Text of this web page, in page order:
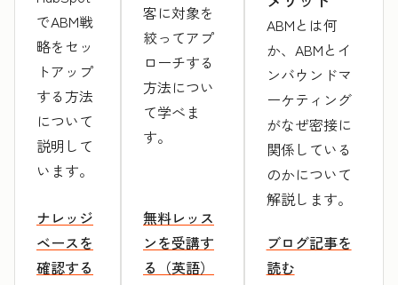
でABM戦
略をセッ
トアップ
する方法
について
説明して
います。
ナレッジ
ベースを
確認する
客に対象を
絞ってアプ
ローチする
方法につい
て学べま
す。
無料レッス
ンを受講す
る（英語）
ABMとは何
か、ABMとイ
ンバウンドマ
ーケティング
がなぜ密接に
関係している
のかについて
解説します。
ブログ記事を
読む